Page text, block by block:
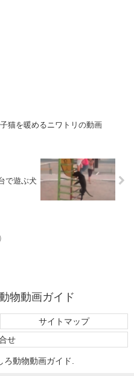
猫を暖めるニワトリの動画
で遊ぶ犬
物動画ガイド
サイトマップ
せ
動物動画ガイド.